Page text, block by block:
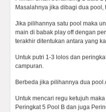
Masalahnya jika dibagi dua
Jika pilihannya satu pool maka
main di babak play off dengan
terakhir ditentukan antara yang
Untuk putri 1-3 lolos dan
campuran.
Berbeda jika pilihannya dua
Untuk mencari regu ketujuh
Peringkat 5 Pool B dan juga